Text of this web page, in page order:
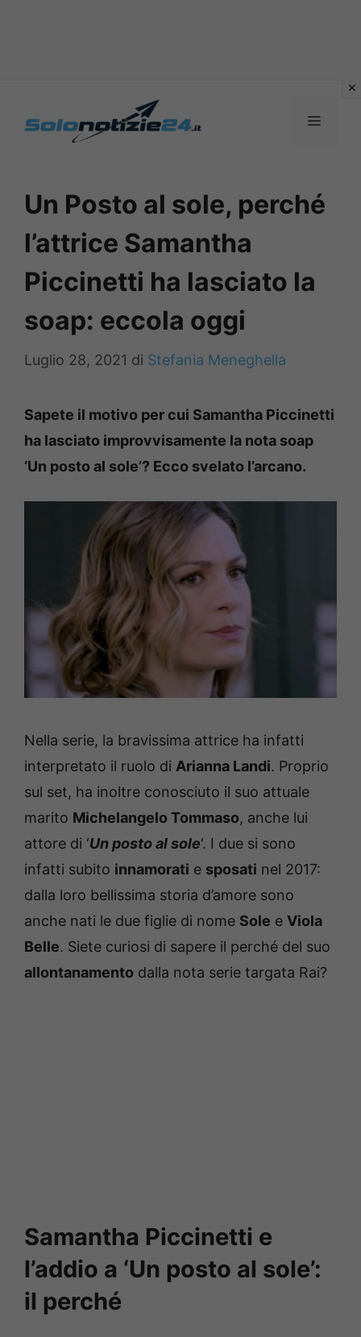
MENU
Un Posto al sole, perché
l’attrice Samantha
Piccinetti ha lasciato la
soap: eccola oggi
Luglio 28, 2021 di Stefania Meneghella
Sapete il motivo per cui Samantha Piccinetti
ha lasciato improvvisamente la nota soap
‘Un posto al sole’? Ecco svelato l’arcano.
Nella serie, la bravissima attrice ha infatti
interpretato il ruolo di Arianna Landi. Proprio
sul set, ha inoltre conosciuto il suo attuale
marito Michelangelo Tommaso, anche lui
attore di ‘Un posto al sole‘. I due si sono
infatti subito innamorati e sposati nel 2017:
dalla loro bellissima storia d’amore sono
anche nati le due figlie di nome Sole e Viola
Belle. Siete curiosi di sapere il perché del suo
allontanamento dalla nota serie targata Rai?
Samantha Piccinetti e
l’addio a ‘Un posto al sole’:
il perché